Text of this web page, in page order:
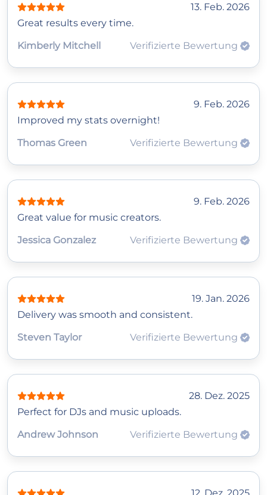
13. Feb. 2026
Great results every time.
Kimberly Mitchell
Verifizierte Bewertung
9. Feb. 2026
Improved my stats overnight!
Thomas Green
Verifizierte Bewertung
9. Feb. 2026
Great value for music creators.
Jessica Gonzalez
Verifizierte Bewertung
19. Jan. 2026
Delivery was smooth and consistent.
Steven Taylor
Verifizierte Bewertung
28. Dez. 2025
Perfect for DJs and music uploads.
Andrew Johnson
Verifizierte Bewertung
12. Dez. 2025